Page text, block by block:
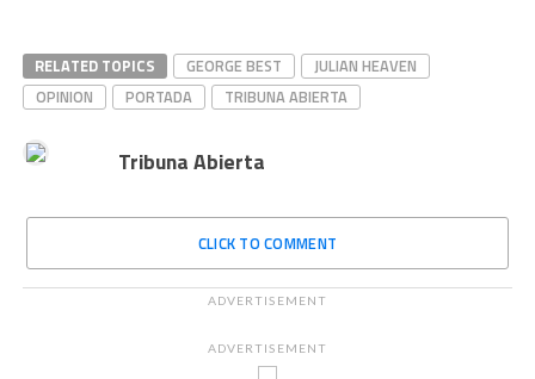
RELATED TOPICS GEORGE BEST
JULIAN HEAVEN
OPINION
PORTADA TRIBUNA ABIERTA
Tribuna Abierta
CLICK TO COMMENT
ADVERTISEMENT
ADVERTISEMENT